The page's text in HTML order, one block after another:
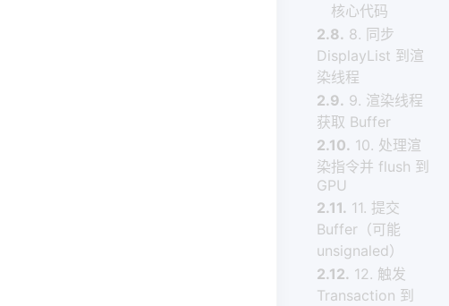
核心代码
2.8. 8. 同步
DisplayList 到渲
染线程
2.9. 9. 渲染线程
获取 Buffer
2.10. 10. 处理渲
染指令并 flush 到
GPU
2.11. 11. 提交
Buffer（可能
unsignaled）
2.12. 12. 触发
Transaction 到